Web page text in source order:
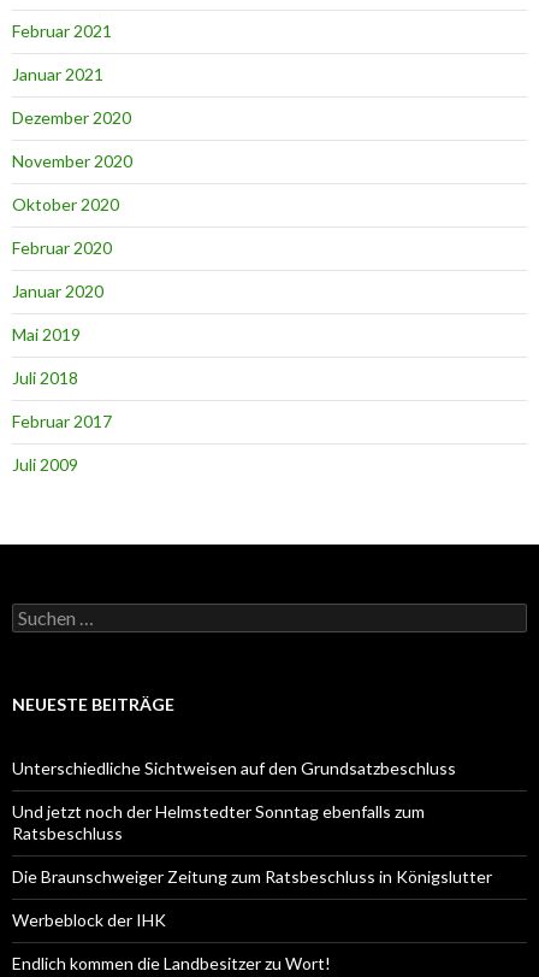
Februar 2021
Januar 2021
Dezember 2020
November 2020
Oktober 2020
Februar 2020
Januar 2020
Mai 2019
Juli 2018
Februar 2017
Juli 2009
Suche
nach:
NEUESTE BEITRÄGE
Unterschiedliche Sichtweisen auf den Grundsatzbeschluss
Und jetzt noch der Helmstedter Sonntag ebenfalls zum
Ratsbeschluss
Die Braunschweiger Zeitung zum Ratsbeschluss in Königslutter
Werbeblock der IHK
Endlich kommen die Landbesitzer zu Wort!